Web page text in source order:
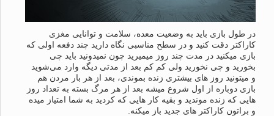
در طول بازی باید به وضعیت معده، سلامت و توانایی مغزی
کاراکتر دقت کنید و در سطح مناسبی نگاه دارید چند دفعه اولی که
بازی میکنید در مدت چند روز میمیرید چون نمیدونید باید چی
بخورید و چی نخورید ولی کم کم بعد از مدتی دیگه وارد می‌شوید
و میتونید روز های بیشتری زنده بموندی، بعد از هر بار مردن هم
بازی دوباره از اول شروع میشه بعد از هر مرگ بسته به تعداد روز
هایی که زنده موندید و بقیه کار هایی که کردید به شما امتیاز میده
و براتون کاراکتر های جدید باز میکنه.